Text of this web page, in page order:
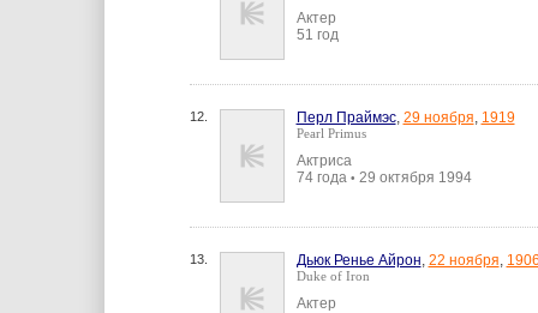
Актер
51 год
12. Перл Праймэс, 29 ноября, 1919
Pearl Primus
Актриса
74 года • 29 октября 1994
13. Дьюк Ренье Айрон, 22 ноября,
Duke of Iron
Актер